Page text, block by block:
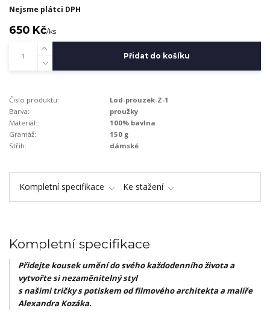
Nejsme plátci DPH
650 Kč/ks
Přidat do košíku
Číslo produktu:
Lod-prouzek-Z-1
Barva:
proužky
Materiál::
100% bavlna
Gramáž:
150 g
Střih:
dámské
Kompletní specifikace Ke stažení
Kompletní specifikace
Přidejte kousek umění do svého každodenního života a
vytvořte si nezaměnitelný styl
s našimi tričky s potiskem od filmového architekta a malíře
Alexandra Kozáka.